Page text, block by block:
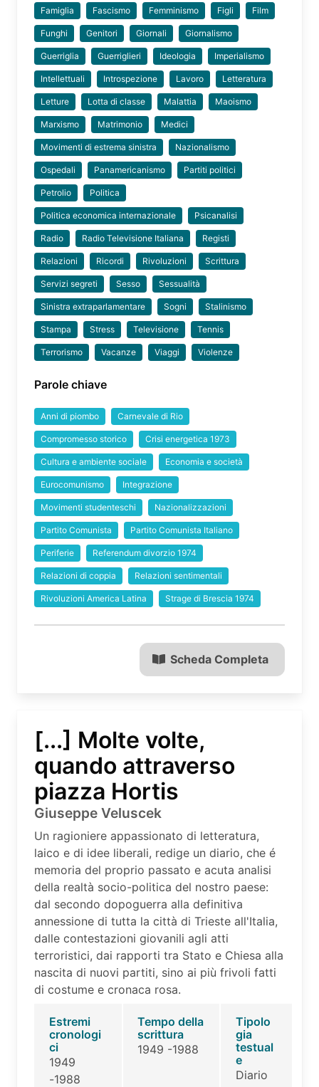
Famiglia Fascismo Femminismo Figli Film
Funghi Genitori Giornali Giornalismo
Guerriglia Guerriglieri Ideologia Imperialismo
Intellettuali Introspezione Lavoro Letteratura
Letture Lotta di classe Malattia Maoismo
Marxismo Matrimonio Medici
Movimenti di estrema sinistra Nazionalismo
Ospedali Panamericanismo Partiti politici
Petrolio Politica
Politica economica internazionale Psicanalisi
Radio Radio Televisione Italiana Registi
Relazioni Ricordi Rivoluzioni Scrittura
Servizi segreti Sesso Sessualità
Sinistra extraparlamentare Sogni Stalinismo
Stampa Stress Televisione Tennis
Terrorismo Vacanze Viaggi Violenze
Parole chiave
Anni di piombo Carnevale di Rio
Compromesso storico Crisi energetica 1973
Cultura e ambiente sociale Economia e società
Eurocomunismo Integrazione
Movimenti studenteschi Nazionalizzazioni
Partito Comunista Partito Comunista Italiano
Periferie Referendum divorzio 1974
Relazioni di coppia Relazioni sentimentali
Rivoluzioni America Latina Strage di Brescia 1974
Scheda Completa
[...] Molte volte,
quando attraverso
piazza Hortis
Giuseppe Veluscek
Un ragioniere appassionato di letteratura,
laico e di idee liberali, redige un diario, che é
memoria del proprio passato e acuta analisi
della realtà socio-politica del nostro paese:
dal secondo dopoguerra alla definitiva
annessione di tutta la città di Trieste all'Italia,
dalle contestazioni giovanili agli atti
terroristici, dai rapporti tra Stato e Chiesa alla
nascita di nuovi partiti, sino ai più frivoli fatti
di costume e cronaca rosa.
Estremi
cronologi
ci
1949
-1988
Tempo della
scrittura
1949 -1988
Tipolo
gia
testual
e
Diario